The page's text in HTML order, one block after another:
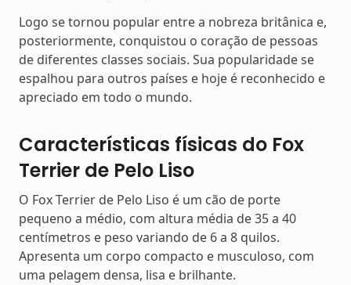
Logo se tornou popular entre a nobreza britânica e,
posteriormente, conquistou o coração de pessoas
de diferentes classes sociais. Sua popularidade se
espalhou para outros países e hoje é reconhecido e
apreciado em todo o mundo.
Características físicas do Fox
Terrier de Pelo Liso
O Fox Terrier de Pelo Liso é um cão de porte
pequeno a médio, com altura média de 35 a 40
centímetros e peso variando de 6 a 8 quilos.
Apresenta um corpo compacto e musculoso, com
uma pelagem densa, lisa e brilhante.